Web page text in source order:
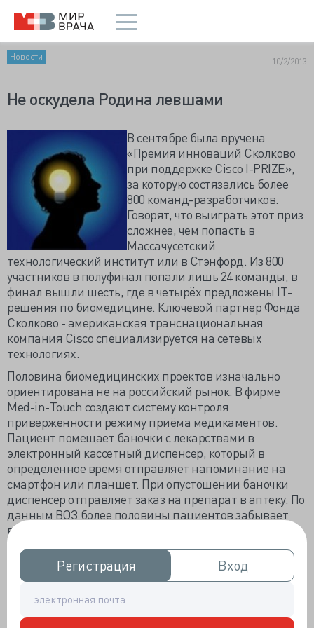
Регистрация
Регистрация Вход
Вход
Новости 10/2/2013
Не оскудела Родина левшами
В сентябре была вручена
«Премия инноваций Сколково
при поддержке Cisco I-PRIZE»,
за которую состязались более
800 команд-разработчиков.
Говорят, что выиграть этот приз
сложнее, чем попасть в
Массачусетский
технологический институт или в Стэнфорд. Из 800
участников в полуфинал попали лишь 24 команды, в
финал вышли шесть, где в четырёх предложены IT-
решения по биомедицине. Ключевой партнер Фонда
Сколково - американская транснациональная
компания Cisco специализируется на сетевых
технологиях.
Половина биомедицинских проектов изначально
ориентирована не на российский рынок. В фирме
Med-in-Touch создают систему контроля
приверженности режиму приёма медикаментов.
Пациент помещает баночки с лекарствами в
электронный кассетный диспенсер, который в
определенное время отправляет напоминание на
смартфон или планшет. При опустошении баночки
диспенсер отправляет заказ на препарат в аптеку. По
данным ВОЗ более половины пациентов забывает
вовремя принимать лекарства, в США с этим
недостатком связывают 200-300 млрд долларов
расходов страховых кампаний на госпитализации.
Естественно, нашим людям эта система бесполезна.
Компания MedM предлагает мобильный мониторинг
жизненно важных показателей. Речь о подключении